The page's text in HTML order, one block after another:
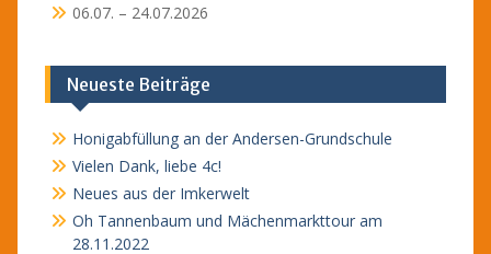
06.07. – 24.07.2026
Neueste Beiträge
Honigabfüllung an der Andersen-Grundschule
Vielen Dank, liebe 4c!
Neues aus der Imkerwelt
Oh Tannenbaum und Mächenmarkttour am
28.11.2022